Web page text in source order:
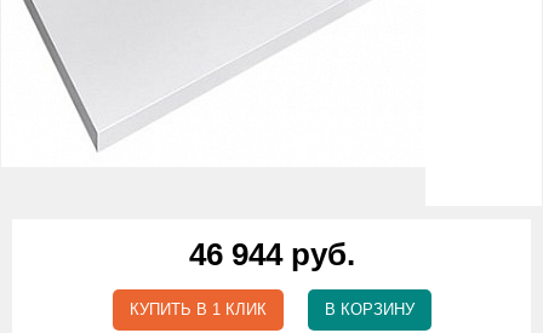
46 944 руб.
КУПИТЬ В 1 КЛИК В КОРЗИНУ